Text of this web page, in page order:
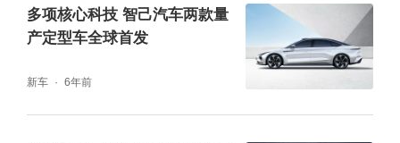
高合HiPhi 1 诠释全域智能汽车新品类
作为新品牌的首款量产定型车，高合HiPhi 1率
多项核心科技 智己汽车两款量
产定型车全球首发
新车 6年前